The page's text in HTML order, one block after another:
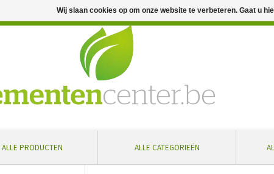
ALLE PRODUCTEN ALLE CATEGORIEËN
Wij slaan cookies op om onze website te verbeteren. Gaat u
snelle levering ... Ontvang 5 % extra korting bij aankoop vanaf